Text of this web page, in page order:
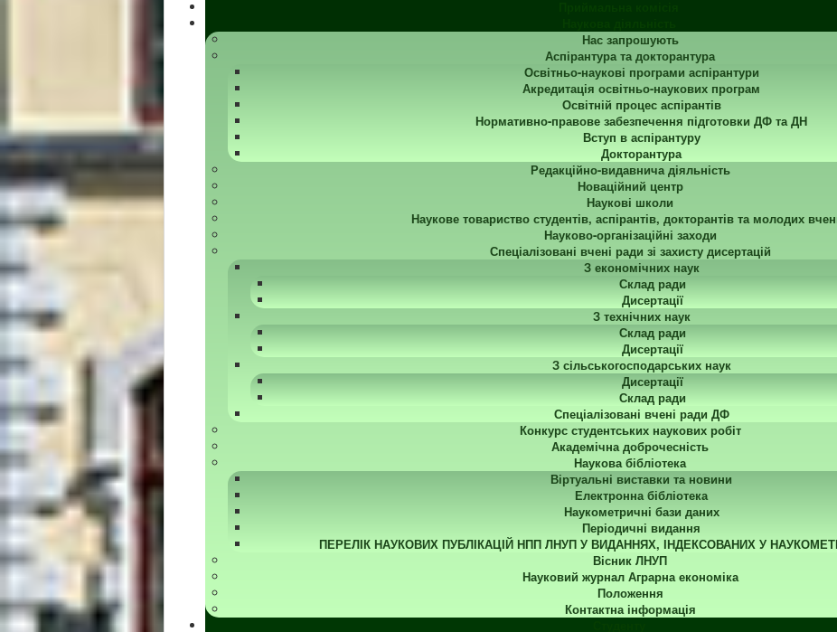
Нас запрошують
Аспірантура та докторантура
Освітньо-наукові програми аспірантури
Акредитація освітньо-наукових програм
Освітній процес аспірантів
Нормативно-правове забезпечення підготовки ДФ та ДН
Вступ в аспірантуру
Докторантура
Редакційно-видавнича діяльність
Новаційний центр
Наукові школи
Наукове товариство студентів, аспірантів, докторантів та молодих
Науково-організаційні заходи
Спеціалізовані вчені ради зі захисту дисертацій
З економічних наук
Склад ради
Дисертації
З технічних наук
Склад ради
Дисертації
З сільськогосподарських наук
Дисертації
Склад ради
Спеціалізовані вчені ради ДФ
Конкурс студентських наукових робіт
Академічна доброчесність
Наукова бібліотека
Віртуальні виставки та новини
Електронна бібліотека
Наукометричні бази даних
Періодичні видання
ПЕРЕЛІК НАУКОВИХ ПУБЛІКАЦІЙ НПП ЛНУП У ВИДАННЯХ, ІНДЕКСОВАНИХ У
Вісник ЛНУП
Науковий журнал Аграрна економіка
Положення
Контактна інформація